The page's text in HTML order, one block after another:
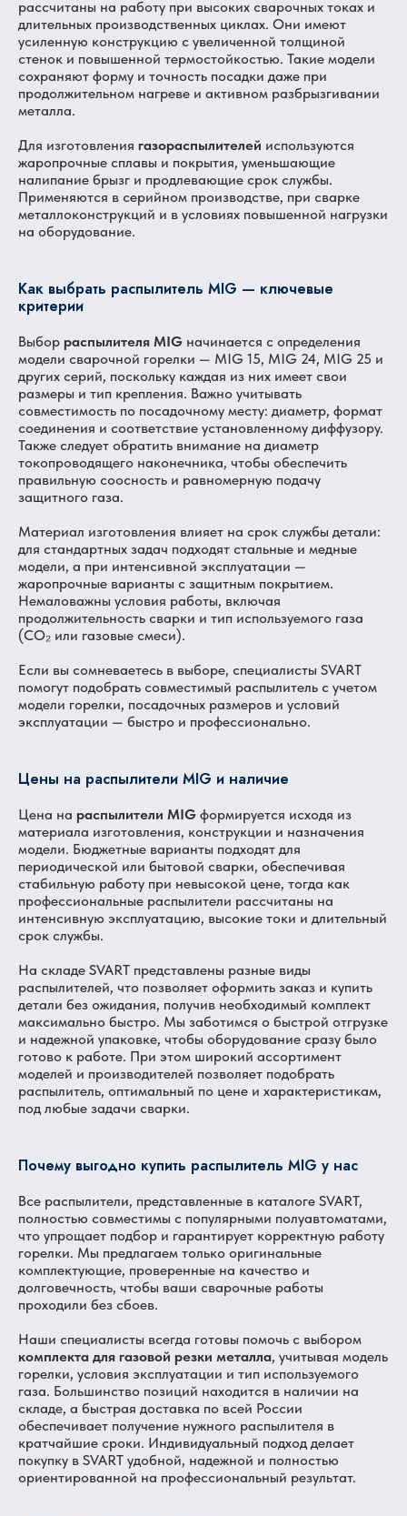
рассчитаны на работу при высоких сварочных токах и
длительных производственных циклах. Они имеют
усиленную конструкцию с увеличенной толщиной
стенок и повышенной термостойкостью. Такие модели
сохраняют форму и точность посадки даже при
продолжительном нагреве и активном разбрызгивании
металла.
Для изготовления газораспылителей используются
жаропрочные сплавы и покрытия, уменьшающие
налипание брызг и продлевающие срок службы.
Применяются в серийном производстве, при сварке
металлоконструкций и в условиях повышенной нагрузки
на оборудование.
Как выбрать распылитель MIG — ключевые
критерии
Выбор распылителя MIG начинается с определения
модели сварочной горелки — MIG 15, MIG 24, MIG 25 и
других серий, поскольку каждая из них имеет свои
размеры и тип крепления. Важно учитывать
совместимость по посадочному месту: диаметр, формат
соединения и соответствие установленному диффузору.
Также следует обратить внимание на диаметр
токопроводящего наконечника, чтобы обеспечить
правильную соосность и равномерную подачу
защитного газа.
Материал изготовления влияет на срок службы детали:
для стандартных задач подходят стальные и медные
модели, а при интенсивной эксплуатации —
жаропрочные варианты с защитным покрытием.
Немаловажны условия работы, включая
продолжительность сварки и тип используемого газа
(CO₂ или газовые смеси).
Если вы сомневаетесь в выборе, специалисты SVART
помогут подобрать совместимый распылитель с учетом
модели горелки, посадочных размеров и условий
эксплуатации — быстро и профессионально.
Цены на распылители MIG и наличие
Цена на распылители MIG формируется исходя из
материала изготовления, конструкции и назначения
модели. Бюджетные варианты подходят для
периодической или бытовой сварки, обеспечивая
стабильную работу при невысокой цене, тогда как
профессиональные распылители рассчитаны на
интенсивную эксплуатацию, высокие токи и длительный
срок службы.
На складе SVART представлены разные виды
распылителей, что позволяет оформить заказ и купить
детали без ожидания, получив необходимый комплект
максимально быстро. Мы заботимся о быстрой отгрузке
и надежной упаковке, чтобы оборудование сразу было
готово к работе. При этом широкий ассортимент
моделей и производителей позволяет подобрать
распылитель, оптимальный по цене и характеристикам,
под любые задачи сварки.
Почему выгодно купить распылитель MIG у нас
Все распылители, представленные в каталоге SVART,
полностью совместимы с популярными полуавтоматами,
что упрощает подбор и гарантирует корректную работу
горелки. Мы предлагаем только оригинальные
комплектующие, проверенные на качество и
долговечность, чтобы ваши сварочные работы
проходили без сбоев.
Наши специалисты всегда готовы помочь с выбором
комплекта для газовой резки металла, учитывая модель
горелки, условия эксплуатации и тип используемого
газа. Большинство позиций находится в наличии на
складе, а быстрая доставка по всей России
обеспечивает получение нужного распылителя в
кратчайшие сроки. Индивидуальный подход делает
покупку в SVART удобной, надежной и полностью
ориентированной на профессиональный результат.